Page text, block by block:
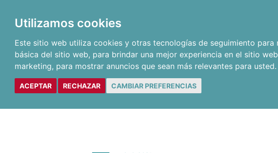
Utilizamos cookies
Este sitio web utiliza cookies y otras tecnologías de seguimiento
básica del sitio web, para brindar una mejor experiencia en el sitio web
marketing, para mostrar anuncios que sean más relevantes para usted.
ACEPTAR RECHAZAR CAMBIAR PREFERENCIAS